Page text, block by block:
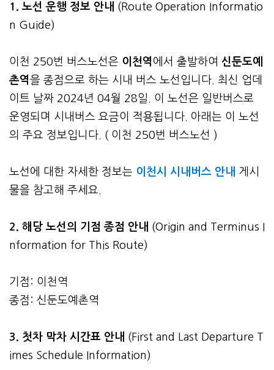
1. 노선 운행 정보 안내 (Route Operation Informatio
n Guide)
이천 250번 버스노선은 이천역 에서 출발하여 신둔도예
촌역을 종점으로 하는 시내 버스 노선입니다. 최신 업데
이트 날짜 2024년 04월 28일. 이 노선은 일반버스로
운영되며 시내버스 요금이 적용됩니다. 아래는 이 노선
의 주요 정보입니다. ( 이천 250번 버스노선 )
노선에 대한 자세한 정보는 이천시 시내버스 안내 게시
물을 참고해 주세요.
2. 해당 노선의 기점 종점 안내 (Origin and Terminus I
nformation for This Route)
기점: 이천역
종점: 신둔도예촌역
3. 첫차 막차 시간표 안내 (First and Last Departure T
imes Schedule Information)